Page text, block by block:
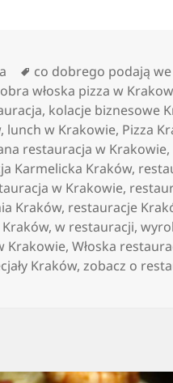
Tagi
co dobrego podają we
włoska pizza w
, kolacje biznesowe
, lunch w Krakowie, Pizza
restauracja w Krakowie,
Karmelicka Kraków,
w Krakowie,
Kraków, restauracje
,w restauracji,
Krakowie,Włoska
Kraków,zobacz o